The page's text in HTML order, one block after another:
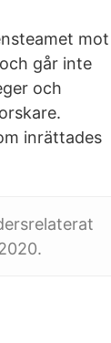
mot
går inte
och
inrättades